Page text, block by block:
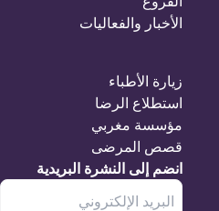
الأخبار والفعاليات
زيارة الأطباء
استطلاع الرضا
مؤسسة مغربي
قصص المرضى
انضم إلى النشرة البريدية